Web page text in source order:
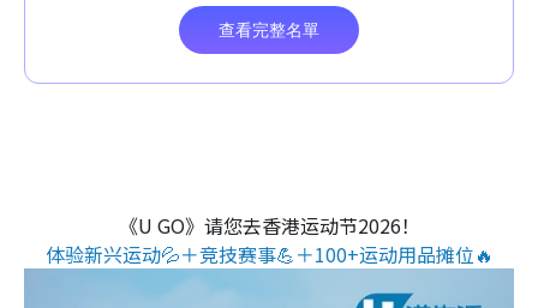
《U GO》请您去香港运动节2026！
体验新兴运动💦＋竞技赛事💪＋100+运动用品摊位🔥